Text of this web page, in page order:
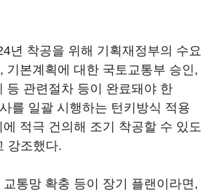
년 착공을 위해 기획재정부의 수요
기본계획에 대한 국토교통부 승인,
등 관련절차 등이 완료돼야 한
를 일괄 시행하는 턴키방식 적용
적극 건의해 조기 착공할 수 있도
강조했다.
통망 확충 등이 장기 플랜이라면,